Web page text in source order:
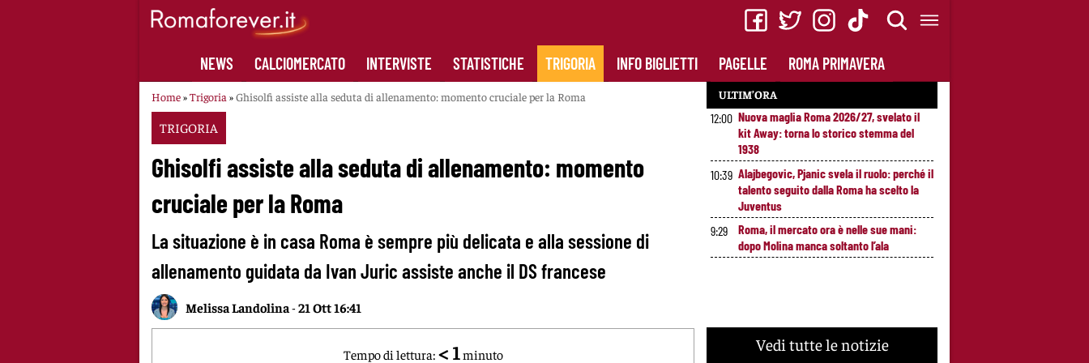
NEWS CALCIOMERCATO INTERVISTE STATISTICHE TRIGORIA INFO BIGLIETTI PAGELLE ROMA PRIMAVERA
Home»Trigoria »Ghisolfi assiste alla seduta di allenamento: momento cruciale per la Roma
TRIGORIA
Ghisolfi assiste alla seduta di allenamento: momento
cruciale per la Roma
La situazione è in casa Roma è sempre più delicata e alla sessione di
allenamento guidata da Ivan Juric assiste anche il DS francese
Melissa Landolina -21 Ott 16:41
Tempo di lettura: < 1 minuto
ULTIM’ORA
12:00 Nuova maglia Roma 2026/27, svelato il
kit Away: torna lo storico stemma del
1938
10:39 Alajbegovic, Pjanic svela il ruolo: perché il
talento seguito dalla Roma ha scelto la
Juventus
9:29
Roma, il mercato ora è nelle sue mani:
dopo Molina manca soltanto l’ala
Vedi tutte le notizie